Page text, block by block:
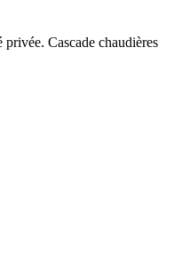
Cascade chaudières